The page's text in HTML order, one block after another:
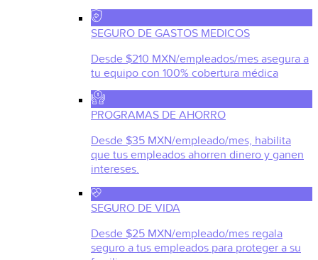
SEGURO DE GASTOS MEDICOS
Desde $210 MXN/empleados/mes asegura a
tu equipo con 100% cobertura médica
PROGRAMAS DE AHORRO
Desde $35 MXN/empleado/mes, habilita
que tus empleados ahorren dinero y ganen
intereses.
SEGURO DE VIDA
Desde $25 MXN/empleado/mes regala
seguro a tus empleados para proteger a su